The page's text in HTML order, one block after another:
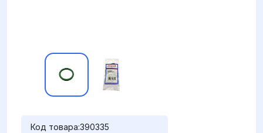
Код товара:390335